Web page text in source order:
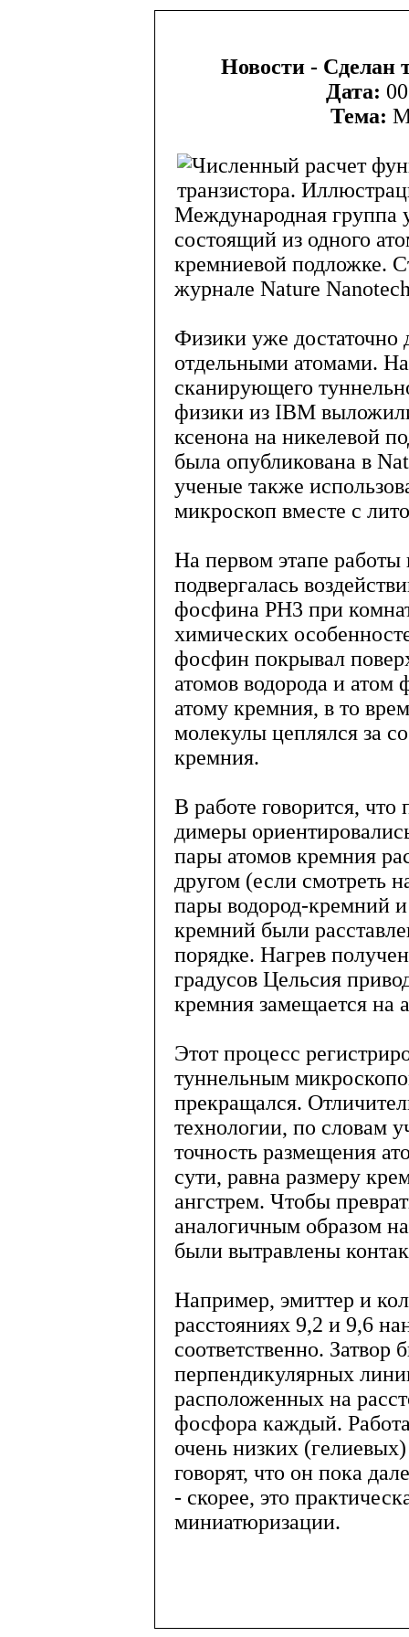
Новости - Cделан
Дата:
Тема:
Международная группа
состоящий из одного
кремниевой подложке.
журнале Nature
Физики уже достаточно
отдельными атомами.
сканирующего
физики из IBM
ксенона на никелевой
была опубликована в
ученые также
микроскоп вместе с
На первом этапе работы
подвергалась
фосфина PH3 при
химических
фосфин покрывал
атомов водорода и
атому кремния, в то
молекулы цеплялся за
кремния.
В работе говорится,
димеры
пары атомов кремния
другом (если смотреть
пары водород-кремний
кремний были
порядке. Нагрев
градусов Цельсия
кремния замещается на
Этот процесс
туннельным
прекращался.
технологии, по словам
точность размещения
сути, равна размеру
ангстрем. Чтобы
аналогичным образом
были вытравлены
Например, эмиттер и
расстояниях 9,2 и 9,6
соответственно. Затвор
перпендикулярных
расположенных на
фосфора каждый.
очень низких
говорят, что он пока
- скорее, это
миниатюризации.